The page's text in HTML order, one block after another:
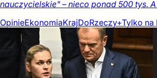
nauczycielskie" – nieco ponad 500 tys.
OpinieEkonomiaKrajDoRzeczy+Tylko na